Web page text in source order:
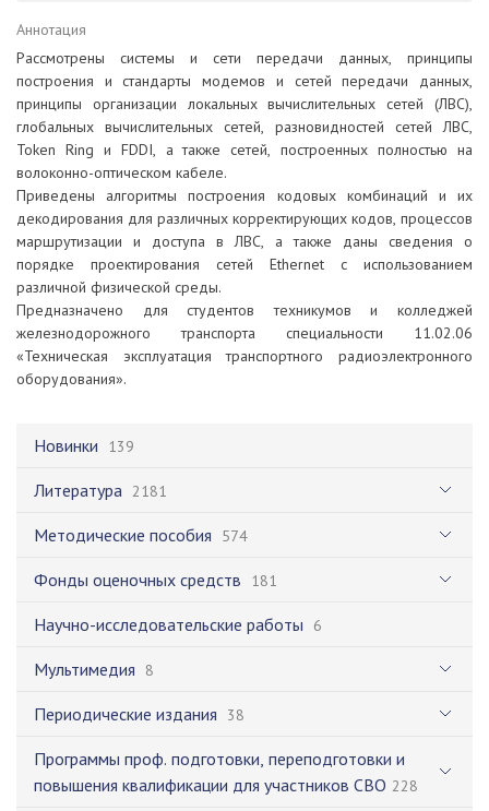
Новинки 139
Литература 2181
Методические пособия 574
Фонды оценочных средств 181
Научно-исследовательские работы 6
Мультимедия 8
Периодические издания 38
Программы проф. подготовки, переподготовки и
повышения квалификации для участников СВО 228
Аннотация
Рассмотрены системы и сети передачи данных, принципы
построения и стандарты модемов и сетей передачи данных,
принципы организации локальных вычислительных сетей (ЛВС),
глобальных вычислительных сетей, разновидностей сетей ЛВС,
Token Ring и FDDI, а также сетей, построенных полностью на
волоконно-оптическом кабеле.
Приведены алгоритмы построения кодовых комбинаций и их
декодирования для различных корректирующих кодов, процессов
маршрутизации и доступа в ЛВС, а также даны сведения о
порядке проектирования сетей Ethernet с использованием
различной физической среды.
Предназначено для студентов техникумов и колледжей
железнодорожного транспорта специальности 11.02.06
«Техническая эксплуатация транспортного радиоэлектронного
оборудования».